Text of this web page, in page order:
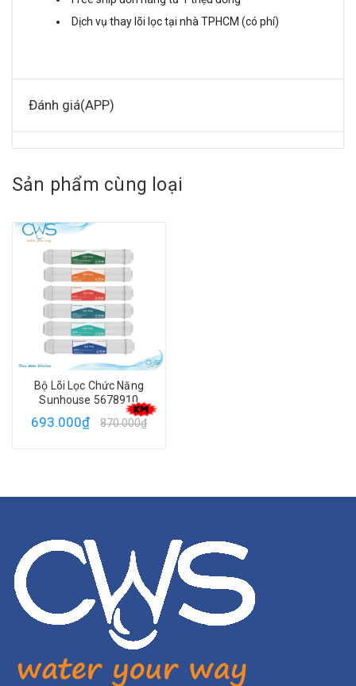
Dịch vụ thay lõi lọc tại nhà TPHCM (có phí)
Đánh giá(APP)
Sản phẩm cùng loại
Bộ Lõi Lọc Chức Năng
Sunhouse 5678910
693.000₫ 870.000₫